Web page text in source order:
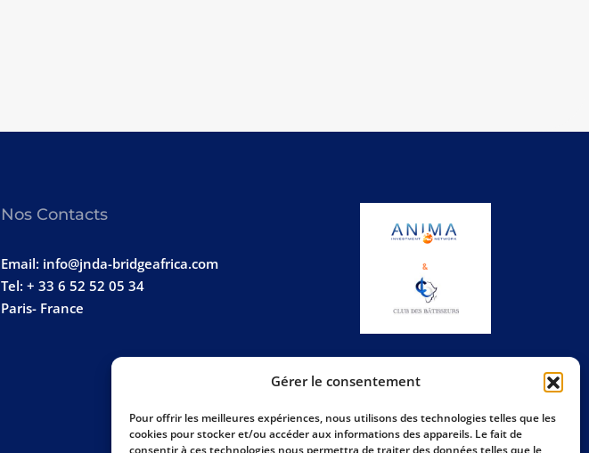
Gérer le consentement
Pour offrir les meilleures expériences, nous utilisons des technologies telles que les
cookies pour stocker et/ou accéder aux informations des appareils. Le fait de
consentir à ces technologies nous permettra de traiter des données telles que le
Nos Contacts
Paris- France
Tel: + 33 6 52 52 05 34
Email: info@jnda-bridgeafrica.com